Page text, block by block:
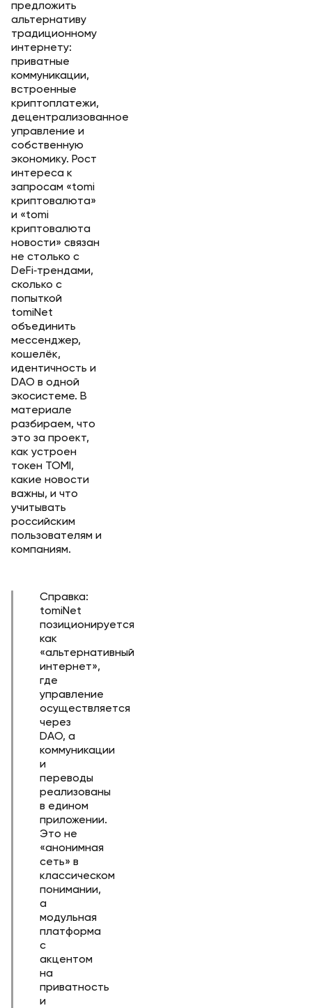
предложить
альтернативу
традиционному
интернету:
приватные
коммуникации,
встроенные
криптоплатежи,
децентрализованное
управление и
собственную
экономику. Рост
интереса к
запросам «tomi
криптовалюта»
и «tomi
криптовалюта
новости» связан
не столько с
DeFi‑трендами,
сколько с
попыткой
tomiNet
объединить
мессенджер,
кошелёк,
идентичность и
DAO в одной
экосистеме. В
материале
разбираем, что
это за проект,
как устроен
токен TOMI,
какие новости
важны, и что
учитывать
российским
пользователям и
компаниям.
Справка:
tomiNet
позиционируется
как
«альтернативный
интернет»,
где
управление
осуществляется
через
DAO, а
коммуникации
и
переводы
реализованы
в едином
приложении.
Это не
«анонимная
сеть» в
классическом
понимании,
а
модульная
платформа
с
акцентом
на
приватность
и